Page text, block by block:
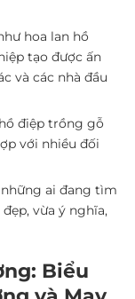
hoa lan hồ
tạo được ấn
và các nhà đầu
điệp trồng gỗ
với nhiều đối
ai đang tìm
vừa ý nghĩa,
Biểu